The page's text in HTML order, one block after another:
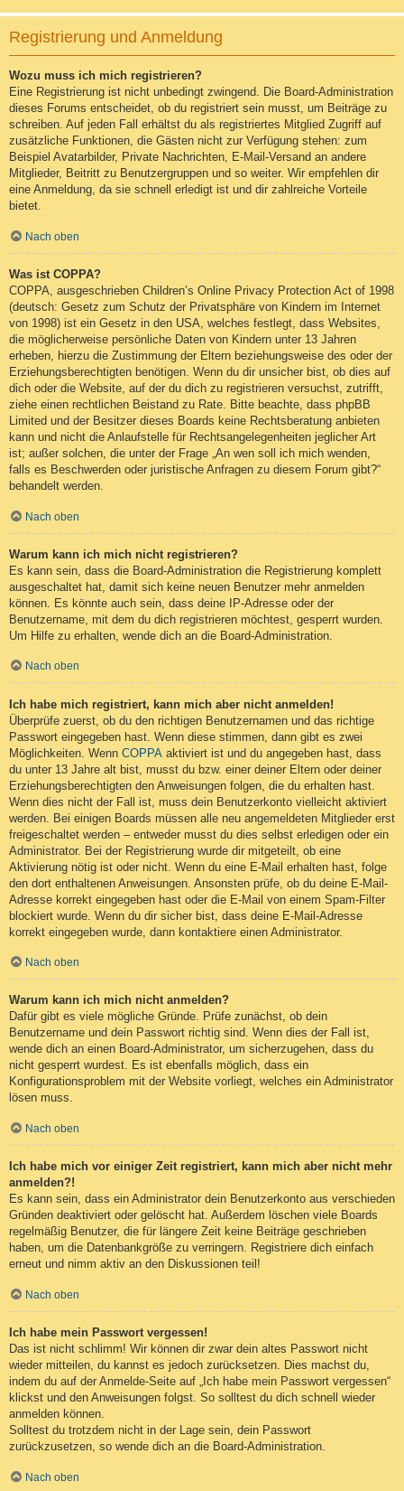
Registrierung und Anmeldung
Wozu muss ich mich registrieren?
Eine Registrierung ist nicht unbedingt zwingend. Die Board-Administration
dieses Forums entscheidet, ob du registriert sein musst, um Beiträge zu
schreiben. Auf jeden Fall erhältst du als registriertes Mitglied Zugriff auf
zusätzliche Funktionen, die Gästen nicht zur Verfügung stehen: zum
Beispiel Avatarbilder, Private Nachrichten, E-Mail-Versand an andere
Mitglieder, Beitritt zu Benutzergruppen und so weiter. Wir empfehlen dir
eine Anmeldung, da sie schnell erledigt ist und dir zahlreiche Vorteile
bietet.
Nach oben
Was ist COPPA?
COPPA, ausgeschrieben Children’s Online Privacy Protection Act of 1998
(deutsch: Gesetz zum Schutz der Privatsphäre von Kindern im Internet
von 1998) ist ein Gesetz in den USA, welches festlegt, dass Websites,
die möglicherweise persönliche Daten von Kindern unter 13 Jahren
erheben, hierzu die Zustimmung der Eltern beziehungsweise des oder der
Erziehungsberechtigten benötigen. Wenn du dir unsicher bist, ob dies auf
dich oder die Website, auf der du dich zu registrieren versuchst, zutrifft,
ziehe einen rechtlichen Beistand zu Rate. Bitte beachte, dass phpBB
Limited und der Besitzer dieses Boards keine Rechtsberatung anbieten
kann und nicht die Anlaufstelle für Rechtsangelegenheiten jeglicher Art
ist; außer solchen, die unter der Frage „An wen soll ich mich wenden,
falls es Beschwerden oder juristische Anfragen zu diesem Forum gibt?“
behandelt werden.
Nach oben
Warum kann ich mich nicht registrieren?
Es kann sein, dass die Board-Administration die Registrierung komplett
ausgeschaltet hat, damit sich keine neuen Benutzer mehr anmelden
können. Es könnte auch sein, dass deine IP-Adresse oder der
Benutzername, mit dem du dich registrieren möchtest, gesperrt wurden.
Um Hilfe zu erhalten, wende dich an die Board-Administration.
Nach oben
Ich habe mich registriert, kann mich aber nicht anmelden!
Überprüfe zuerst, ob du den richtigen Benutzernamen und das richtige
Passwort eingegeben hast. Wenn diese stimmen, dann gibt es zwei
Möglichkeiten. Wenn COPPA aktiviert ist und du angegeben hast, dass
du unter 13 Jahre alt bist, musst du bzw. einer deiner Eltern oder deiner
Erziehungsberechtigten den Anweisungen folgen, die du erhalten hast.
Wenn dies nicht der Fall ist, muss dein Benutzerkonto vielleicht aktiviert
werden. Bei einigen Boards müssen alle neu angemeldeten Mitglieder erst
freigeschaltet werden – entweder musst du dies selbst erledigen oder ein
Administrator. Bei der Registrierung wurde dir mitgeteilt, ob eine
Aktivierung nötig ist oder nicht. Wenn du eine E-Mail erhalten hast, folge
den dort enthaltenen Anweisungen. Ansonsten prüfe, ob du deine E-Mail-
Adresse korrekt eingegeben hast oder die E-Mail von einem Spam-Filter
blockiert wurde. Wenn du dir sicher bist, dass deine E-Mail-Adresse
korrekt eingegeben wurde, dann kontaktiere einen Administrator.
Nach oben
Warum kann ich mich nicht anmelden?
Dafür gibt es viele mögliche Gründe. Prüfe zunächst, ob dein
Benutzername und dein Passwort richtig sind. Wenn dies der Fall ist,
wende dich an einen Board-Administrator, um sicherzugehen, dass du
nicht gesperrt wurdest. Es ist ebenfalls möglich, dass ein
Konfigurationsproblem mit der Website vorliegt, welches ein Administrator
lösen muss.
Nach oben
Ich habe mich vor einiger Zeit registriert, kann mich aber nicht mehr
anmelden?!
Es kann sein, dass ein Administrator dein Benutzerkonto aus verschieden
Gründen deaktiviert oder gelöscht hat. Außerdem löschen viele Boards
regelmäßig Benutzer, die für längere Zeit keine Beiträge geschrieben
haben, um die Datenbankgröße zu verringern. Registriere dich einfach
erneut und nimm aktiv an den Diskussionen teil!
Nach oben
Ich habe mein Passwort vergessen!
Das ist nicht schlimm! Wir können dir zwar dein altes Passwort nicht
wieder mitteilen, du kannst es jedoch zurücksetzen. Dies machst du,
indem du auf der Anmelde-Seite auf „Ich habe mein Passwort vergessen“
klickst und den Anweisungen folgst. So solltest du dich schnell wieder
anmelden können.
Solltest du trotzdem nicht in der Lage sein, dein Passwort
zurückzusetzen, so wende dich an die Board-Administration.
Nach oben